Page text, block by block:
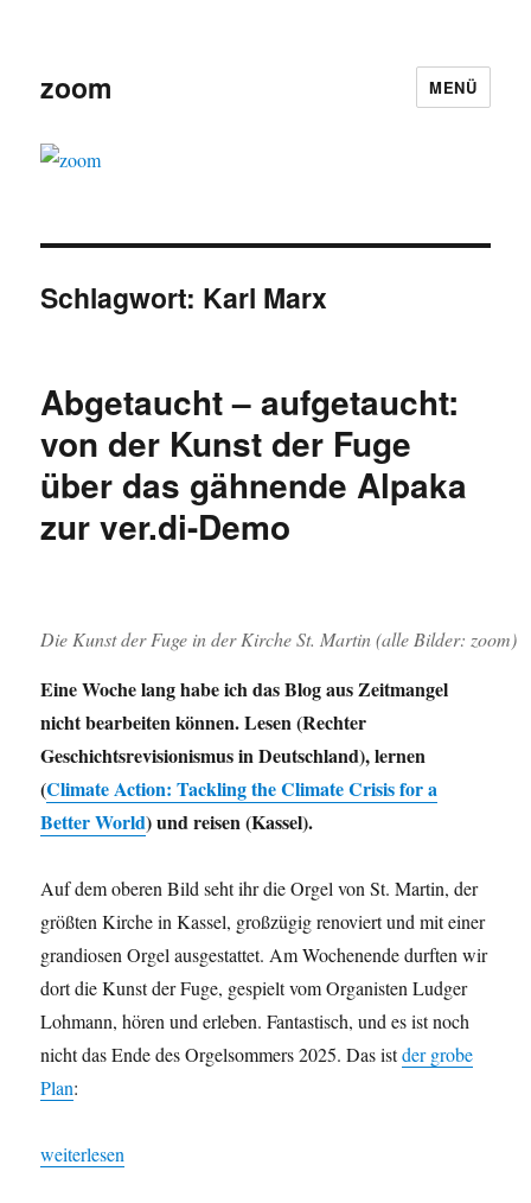
zoom MENÜ
Schlagwort: Karl Marx
Abgetaucht – aufgetaucht:
von der Kunst der Fuge
über das gähnende Alpaka
zur ver.di-Demo
Die Kunst der Fuge in der Kirche St. Martin (alle Bilder: zoom)
Eine Woche lang habe ich das Blog aus Zeitmangel
nicht bearbeiten können. Lesen (Rechter
Geschichtsrevisionismus in Deutschland), lernen
(Climate Action: Tackling the Climate Crisis for a
Better World) und reisen (Kassel).
Auf dem oberen Bild seht ihr die Orgel von St. Martin, der
größten Kirche in Kassel, großzügig renoviert und mit einer
grandiosen Orgel ausgestattet. Am Wochenende durften wir
dort die Kunst der Fuge, gespielt vom Organisten Ludger
Lohmann, hören und erleben. Fantastisch, und es ist noch
nicht das Ende des Orgelsommers 2025. Das istder grobe
Plan:
„Abgetaucht – aufgetaucht: von der Kunst der Fuge über das
weiterlesen